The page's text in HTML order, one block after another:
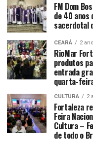
FM Dom
de 40 anos
sacerdotal
CEARÁ 2
RioMar
produtos
entrada
quarta-
CULTURA 2
Fortaleza
Feira
Cultura –
de todo o